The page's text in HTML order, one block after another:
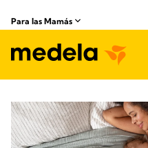
Para las Mamás